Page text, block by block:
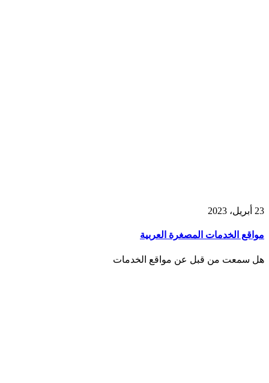
23 أبريل، 2023
مواقع الخدمات المصغرة العربية
هل سمعت من قبل عن مواقع الخدمات